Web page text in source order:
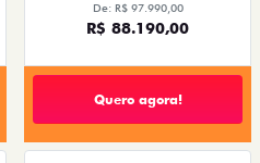
De: R$ 97.990,00
R$ 88.190,00
Quero agora!